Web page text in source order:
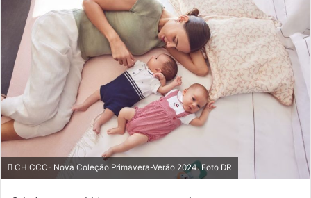
CHICCO- Nova Coleção Primavera-Verão 2024. Foto DR